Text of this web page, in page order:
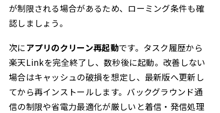
が制限される場合があるため、ローミング条件も確
認しましょう。
次に アプリのクリーン再起動です。タスク履歴から
楽天Linkを完全終了し、数秒後に起動。改善しない
場合はキャッシュの破損を想定し、最新版へ更新し
てから再インストールします。バックグラウンド通
信の制限や省電力最適化が厳しいと着信・発信処理